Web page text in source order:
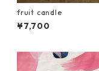
fruit candle
¥7,700